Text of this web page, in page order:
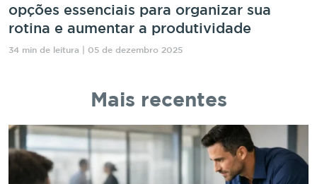
opções essenciais para organizar sua
rotina e aumentar a produtividade
34 min de leitura | 05 de dezembro 2025
Mais recentes